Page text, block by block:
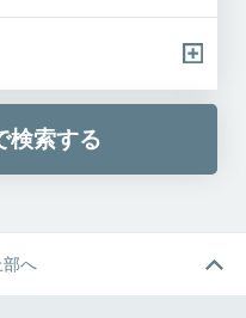
検索する
部へ